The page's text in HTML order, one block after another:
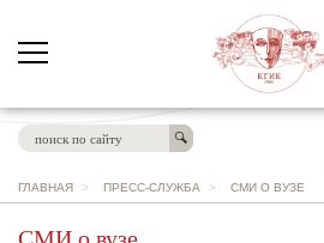
ГЛАВНАЯ > ПРЕСС-СЛУЖБА > СМИ О ВУЗЕ